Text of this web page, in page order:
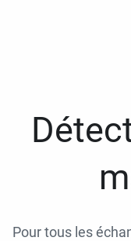
Pour tous les